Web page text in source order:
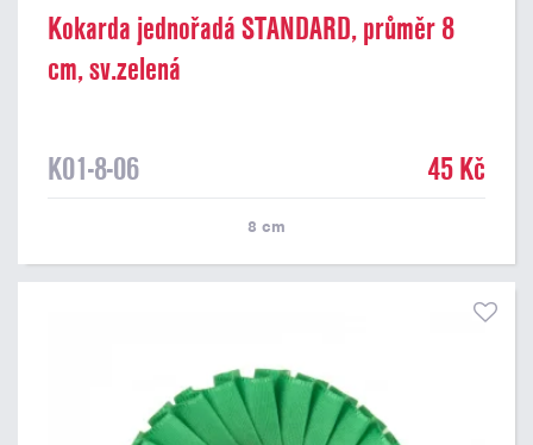
Kokarda jednořadá STANDARD, průměr 8
cm, sv.zelená
K01-8-06 45 Kč
8 cm